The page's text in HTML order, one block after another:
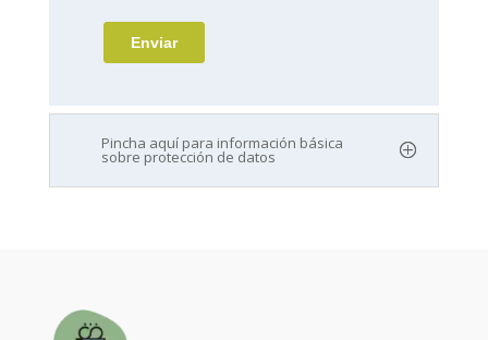
Pincha aquí para información básica
sobre protección de datos